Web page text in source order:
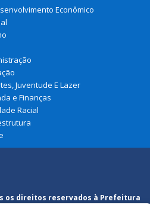
Econômico
Juventude E Lazer
e Finanças
Racial
os direitos reservados à Prefeitura